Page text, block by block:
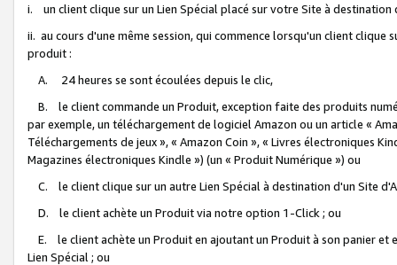
i. un client clique sur un Lien Spécial placé sur votre Site à destination
ii. au cours d'une même session, qui commence lorsqu'un client
produit :
A. 24 heures se sont écoulées depuis le clic,
B. le client commande un Produit, exception faite des produits
par exemple, un téléchargement de logiciel Amazon ou un article «
Téléchargements de jeux », « Amazon Coin », « Livres électroniques
Magazines électroniques Kindle ») (un « Produit Numérique ») ou
C. le client clique sur un autre Lien Spécial à destination d'un Site
D. le client achète un Produit via notre option 1-Click ; ou
E. le client achète un Produit en ajoutant un Produit à son panier et
Lien Spécial ; ou